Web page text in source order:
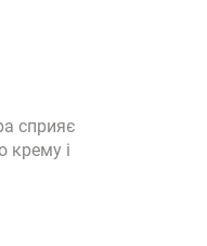
сприяє
крему і